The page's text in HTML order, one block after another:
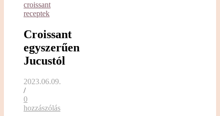
croissant
receptek
Croissant
egyszerűen
Jucustól
2023.06.09.
/
0
hozzászólás